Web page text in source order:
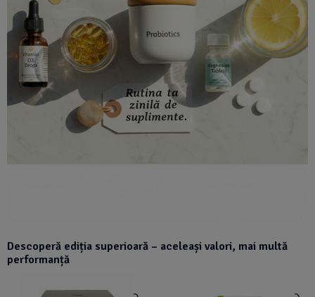
Descoperă ediția superioară – aceleași valori, mai multă
performanță